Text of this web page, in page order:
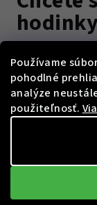
Používame
pohodlné
analýze
použiteľnosť.
Môžete si nechať
citát alebo iný
význam. Hodinky
vás bude tešiť